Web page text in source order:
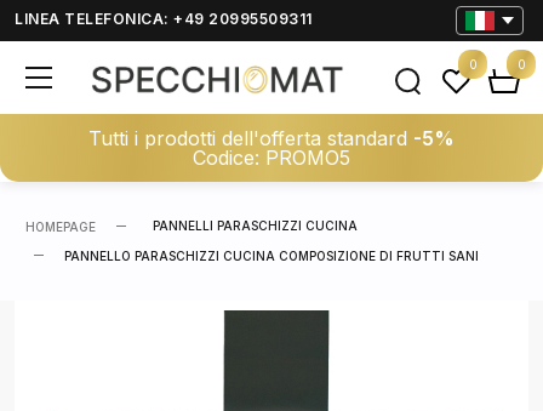
LINEA TELEFONICA: +49 20995509311
Tutti i prodotti dell'offerta standard -5%
Codice: PROMO5
0 0
HOMEPAGE PANNELLI PARASCHIZZI CUCINA
PANNELLO PARASCHIZZI CUCINA COMPOSIZIONE DI FRUTTI SANI